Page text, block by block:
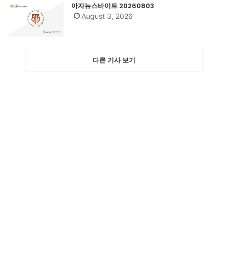
아자뉴스바이트 20260803
August 3, 2026
다른 기사 보기